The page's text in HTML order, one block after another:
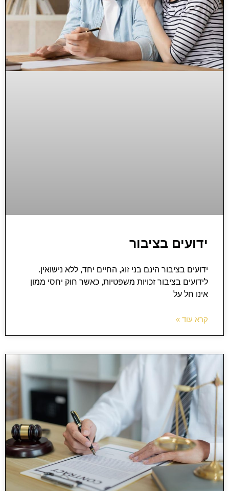
ידועים בציבור
ידועים בציבור הינם בני זוג, החיים יחד, ללא נישואין.
לידועים בציבור זכויות משפטיות, כאשר חוק יחסי ממון
אינו חל על
קרא עוד »